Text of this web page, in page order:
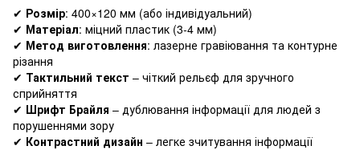
✔ Розмір: 400×120 мм (або індивідуальний)
✔ Матеріал: міцний пластик (3-4 мм)
✔ Метод виготовлення: лазерне гравіювання та контурне
різання
✔ Тактильний текст – чіткий рельєф для зручного
сприйняття
✔ Шрифт Брайля – дублювання інформації для людей з
порушеннями зору
✔ Контрастний дизайн – легке зчитування інформації